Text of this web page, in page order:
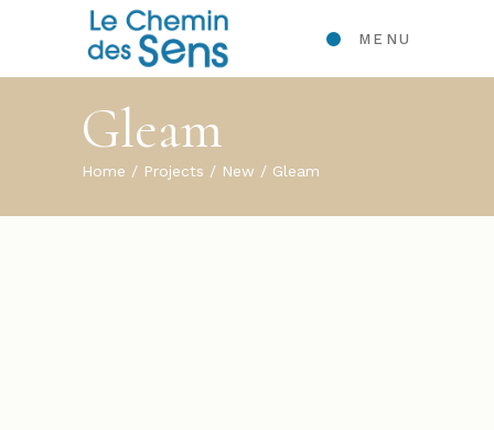
MENU
Gleam
Home Projects New Gleam